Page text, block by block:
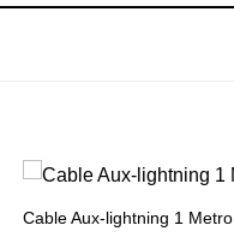
Cable Aux-lightning 1 Metro